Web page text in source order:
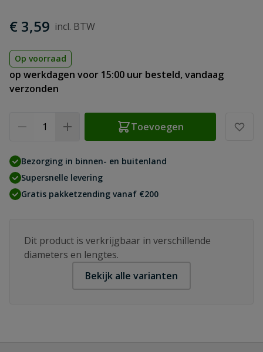
€ 3,59
Op voorraad
op werkdagen voor 15:00 uur besteld, vandaag
verzonden
Toevoegen
Bezorging in binnen- en buitenland
Supersnelle levering
Gratis pakketzending vanaf €200
Dit product is verkrijgbaar in verschillende
diameters en lengtes.
Bekijk alle varianten